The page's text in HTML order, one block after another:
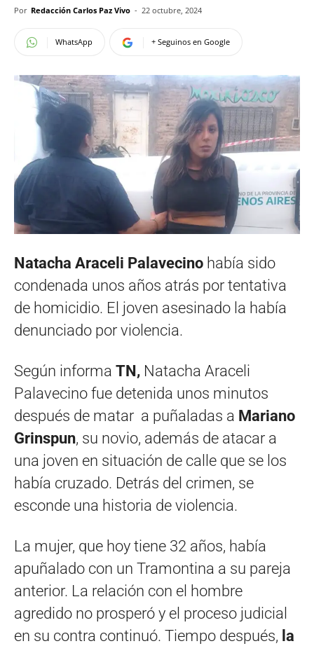
Por Redacción Carlos Paz Vivo - 22 octubre, 2024
WhatsApp + Seguinos en Google
Natacha Araceli Palavecino había sido
condenada unos años atrás por tentativa
de homicidio. El joven asesinado la había
denunciado por violencia.
Según informa TN, Natacha Araceli
Palavecino fue detenida unos minutos
después de matar a puñaladas a Mariano
Grinspun, su novio, además de atacar a
una joven en situación de calle que se los
había cruzado. Detrás del crimen, se
esconde una historia de violencia.
La mujer, que hoy tiene 32 años, había
apuñalado con un Tramontina a su pareja
anterior. La relación con el hombre
agredido no prosperó y el proceso judicial
en su contra continuó. Tiempo después, la